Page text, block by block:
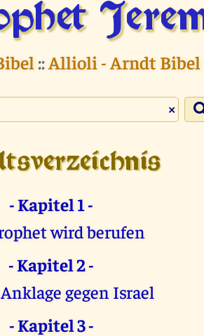
::Allioli - Arndt Bibel
×
- Kapitel 1 -
wird berufen
- Kapitel 2 -
gegen Israel
- Kapitel 3 -